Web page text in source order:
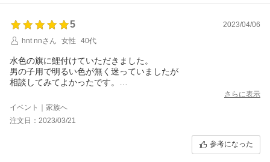
5
2023/04/06
hnt nnさん
女性 40代
水色の旗に鯉付けていただきました。
男の子用で明るい色が無く迷っていましたが
相談してみてよかったです。
孫五人中四人が男の子でみんな色違いのお揃いにしています。四
つ並べて飾っていますが、かわいいですよ。
色もキレイで可愛らしい感じが好きな方には、良い品物だと思い
ます。
さらに表示
イベント｜家族へ
注文日：2023/03/21
参考になった